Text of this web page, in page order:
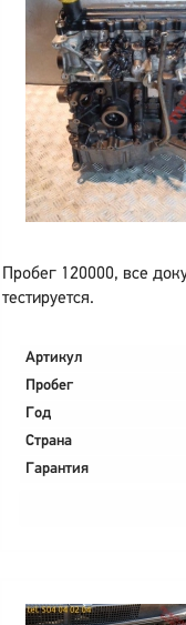
Пробег 120000, все
тестируется.
Артикул
Пробег
Год
Страна
Гарантия